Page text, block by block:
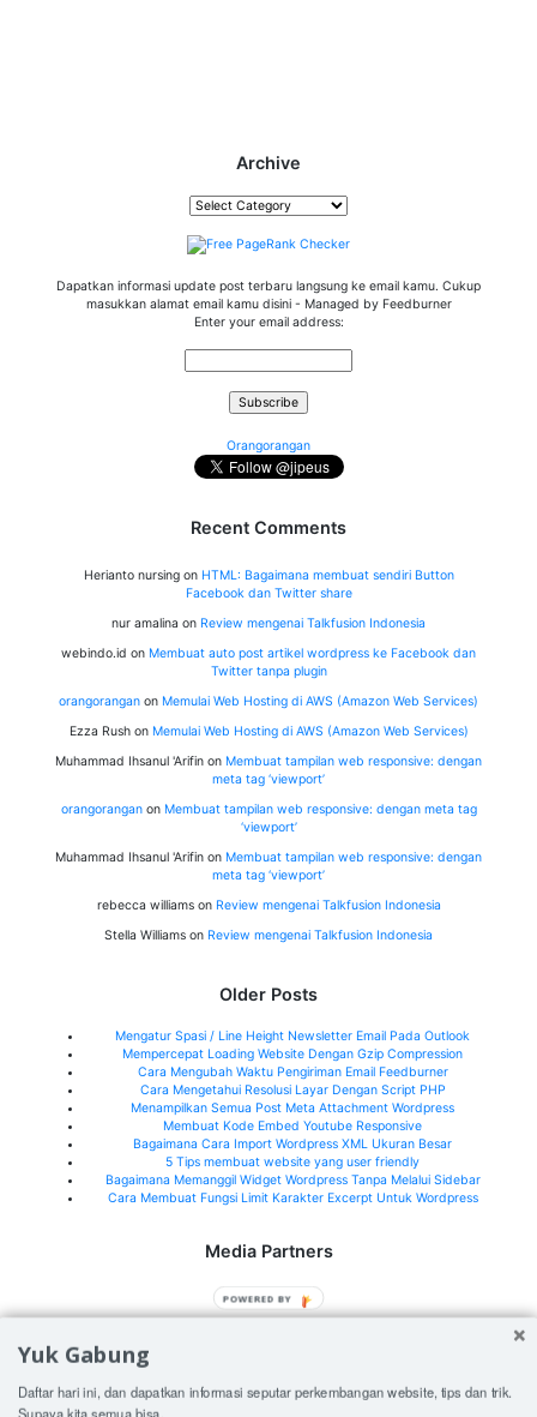
Archive
Archive
Dapatkan informasi update post terbaru langsung ke email kamu. Cukup
masukkan alamat email kamu disini - Managed by Feedburner
Enter your email address:
Orangorangan
Recent Comments
Herianto nursingon HTML: Bagaimana membuat sendiri Button
Facebook dan Twitter share
nur amalina on Review mengenai Talkfusion Indonesia
webindo.id on Membuat auto post artikel wordpress ke Facebook dan
Twitter tanpa plugin
orangorangan on Memulai Web Hosting di AWS (Amazon Web Services)
Ezza Rushon Memulai Web Hosting di AWS (Amazon Web Services)
Muhammad Ihsanul 'Arifin on Membuat tampilan web responsive: dengan
meta tag ‘viewport’
orangoranganon Membuat tampilan web responsive: dengan meta tag
‘viewport’
Muhammad Ihsanul 'Arifin on Membuat tampilan web responsive: dengan
meta tag ‘viewport’
rebecca williamson Review mengenai Talkfusion Indonesia
Stella Williams on Review mengenai Talkfusion Indonesia
Older Posts
Mengatur Spasi / Line Height Newsletter Email Pada Outlook
Mempercepat Loading Website Dengan Gzip Compression
Cara Mengubah Waktu Pengiriman Email Feedburner
Cara Mengetahui Resolusi Layar Dengan Script PHP
Menampilkan Semua Post Meta Attachment Wordpress
Membuat Kode Embed Youtube Responsive
Bagaimana Cara Import Wordpress XML Ukuran Besar
5 Tips membuat website yang user friendly
Bagaimana Memanggil Widget Wordpress Tanpa Melalui Sidebar
Cara Membuat Fungsi Limit Karakter Excerpt Untuk Wordpress
Media Partners
Jeffry.my.id
Yuk Gabung
Daftar hari ini, dan dapatkan informasi seputar perkembangan website, tips dan trik.
Supaya kita semua bisa.
POWERED BY